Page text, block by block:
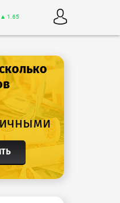
▲ 1.65